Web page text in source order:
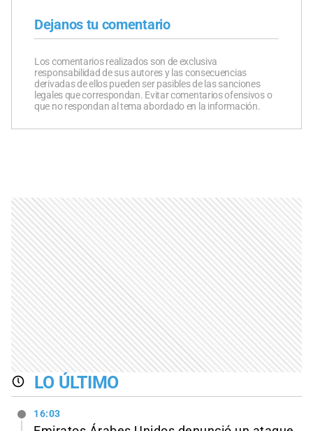
Dejanos tu comentario
Los comentarios realizados son de exclusiva
responsabilidad de sus autores y las consecuencias
derivadas de ellos pueden ser pasibles de las sanciones
legales que correspondan. Evitar comentarios ofensivos o
que no respondan al tema abordado en la información.
LO ÚLTIMO
16:03